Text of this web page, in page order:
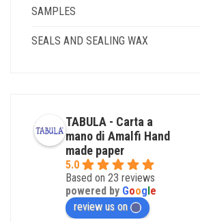
SAMPLES
SEALS AND SEALING WAX
TABULA - Carta a
mano di Amalfi Hand
made paper
5.0
Based on 23 reviews
powered by Google
review us on